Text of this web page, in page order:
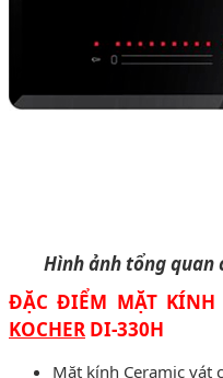
Hình ảnh tổng quan
ĐẶC ĐIỂM MẶT KÍNH
KOCHER DI-330H
Mặt kính Ceramic vát